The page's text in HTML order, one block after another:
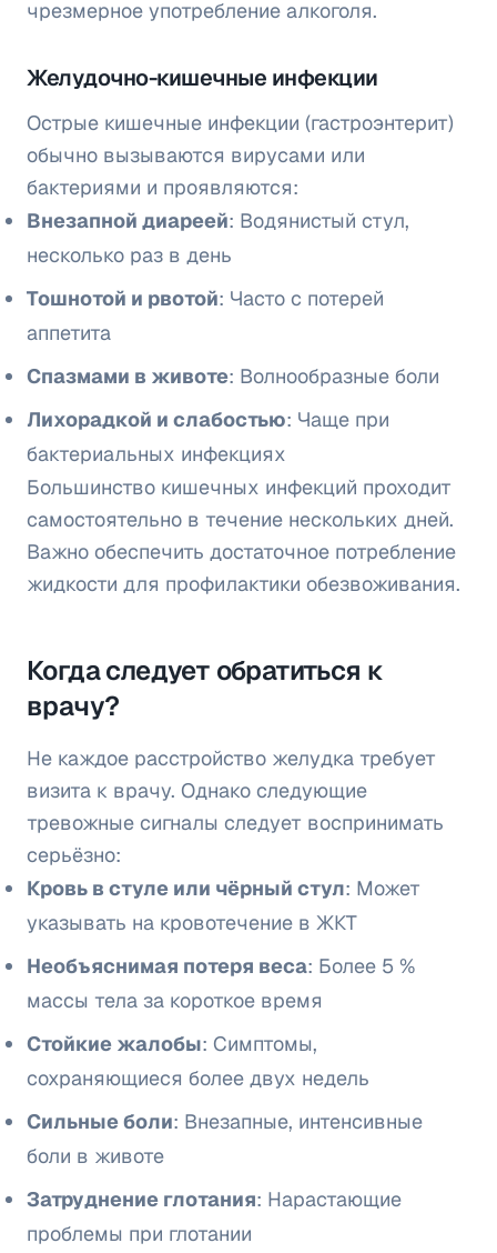
чрезмерное употребление алкоголя.
Желудочно-кишечные инфекции
Острые кишечные инфекции (гастроэнтерит)
обычно вызываются вирусами или
бактериями и проявляются:
Внезапной диареей: Водянистый стул,
несколько раз в день
Тошнотой и рвотой: Часто с потерей
аппетита
Спазмами в животе: Волнообразные боли
Лихорадкой и слабостью: Чаще при
бактериальных инфекциях
Большинство кишечных инфекций проходит
самостоятельно в течение нескольких дней.
Важно обеспечить достаточное потребление
жидкости для профилактики обезвоживания.
Когда следует обратиться к
врачу?
Не каждое расстройство желудка требует
визита к врачу. Однако следующие
тревожные сигналы следует воспринимать
серьёзно:
Кровь в стуле или чёрный стул: Может
указывать на кровотечение в ЖКТ
Необъяснимая потеря веса: Более 5 %
массы тела за короткое время
Стойкие жалобы: Симптомы,
сохраняющиеся более двух недель
Сильные боли: Внезапные, интенсивные
боли в животе
Затруднение глотания: Нарастающие
проблемы при глотании